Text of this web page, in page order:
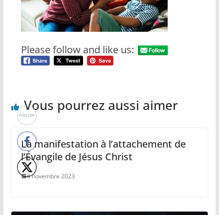
Please follow and like us:
Vous pourrez aussi aimer
La manifestation à l’attachement de
l’Évangile de Jésus Christ
8 novembre 2023